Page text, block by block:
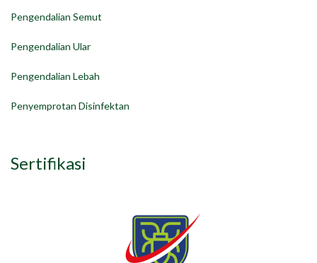
Pengendalian Semut
Pengendalian Ular
Pengendalian Lebah
Penyemprotan Disinfektan
Sertifikasi